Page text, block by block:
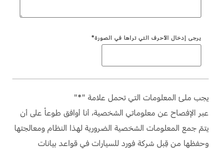
الامارات
العربية
المتحدة
اليمن
تقنية 4 SYNC
أجزاء
قطع غيار فورد الأصلية
موتوركرافت
قطع مقلدة
يرجى إدخال الأحرف التي تراها في الصورة*
يجب ملئ المعلومات التي تحمل علامة "*"
عبر الإفصاح عن معلوماتي الشخصية، أنا أوافق طوعاً على أن
يتمّ جمع المعلومات الشخصية الضرورية لهذا النظام ومعالجتها
وحفظها من قِبل شركة فورد للسيارات في قواعد بيانات